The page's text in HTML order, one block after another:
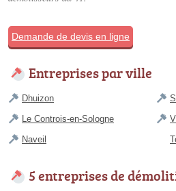
Demande de devis en ligne
Entreprises par ville
Dhuizon
Le Controis-en-Sologne
Naveil
5 entreprises de